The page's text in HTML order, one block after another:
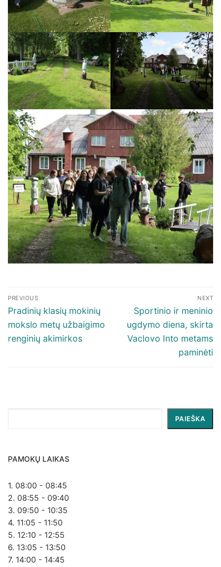
Navigacija
tarp
įrašų
PREVIOUS
Previous
post:
Pradinių klasių mokinių
mokslo metų užbaigimo
renginių akimirkos
NEXT
Next
post:
Sportinio ir meninio
ugdymo diena, skirta
Vaclovo Into metams
paminėti
PAIEŠKA
PAMOKŲ LAIKAS
1. 08:00 - 08:45
2. 08:55 - 09:40
3. 09:50 - 10:35
4. 11:05 - 11:50
5. 12:10 - 12:55
6. 13:05 - 13:50
7. 14:00 - 14:45